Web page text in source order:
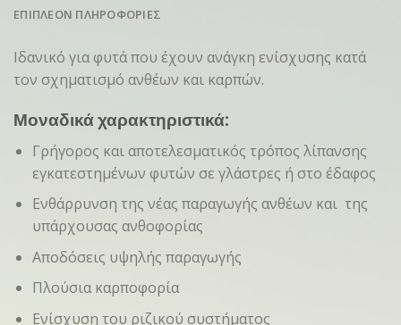
ΕΠΙΠΛΕΟΝ ΠΛΗΡΟΦΟΡΙΕΣ
Ιδανικό για φυτά που έχουν ανάγκη ενίσχυσης κατά
τον σχηματισμό ανθέων και καρπών.
Μοναδικά χαρακτηριστικά:
Γρήγορος και αποτελεσματικός τρόπος λίπανσης
εγκατεστημένων φυτών σε γλάστρες ή στο έδαφος
Ενθάρρυνση της νέας παραγωγής ανθέων και της
υπάρχουσας ανθοφορίας
Αποδόσεις υψηλής παραγωγής
Πλούσια καρποφορία
Ενίσχυση του ριζικού συστήματος